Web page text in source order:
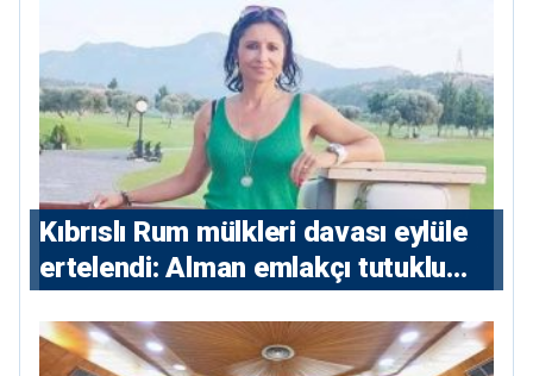
Kıbrıslı Rum mülkleri davası eylüle
ertelendi: Alman emlakçı tutuklu